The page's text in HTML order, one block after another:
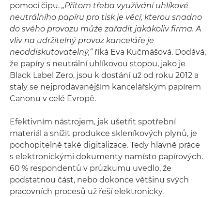
pomocí čipu. „Přitom třeba využívání uhlíkové
neutrálního papíru pro tisk je věcí, kterou snadno
do svého provozu může zařadit jakákoliv firma. A
vliv na udržitelný provoz kanceláře je
neoddiskutovatelný,“říká Eva Kučmášová. Dodává,
že papíry s neutrální uhlíkovou stopou, jako je
Black Label Zero, jsou k dostání už od roku 2012 a
staly se nejprodávanějším kancelářským papírem
Canonu v celé Evropě.
Efektivním nástrojem, jak ušetřit spotřební
materiál a snížit produkce skleníkových plynů, je
pochopitelně také digitalizace. Tedy hlavně práce
s elektronickými dokumenty namísto papírových.
60 % respondentů v průzkumu uvedlo, že
podstatnou část, nebo dokonce většinu svých
pracovních procesů už řeší elektronicky.